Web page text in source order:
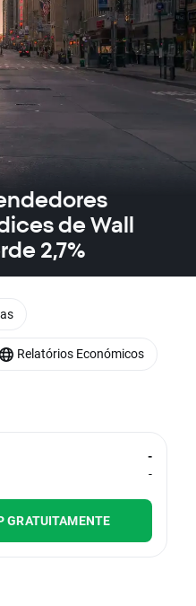
de Wall
2,7%
-
-
GRATUITAMENTE
Relatórios Económicos